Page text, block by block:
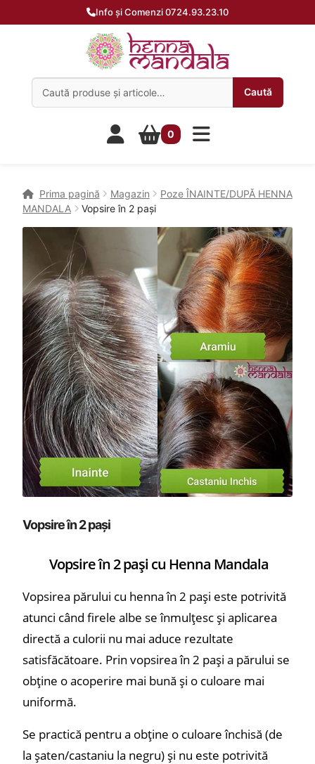
Info și Comenzi 0724.93.23.10
Caută
0
Prima pagină Magazin
Poze ÎNAINTE/DUPĂ HENNA
MANDALA
Vopsire în 2 pași
Vopsire în 2 pași
Vopsire în 2 pași cu Henna Mandala
Vopsirea părului cu henna în 2 pași este potrivită
atunci când firele albe se înmulțesc și aplicarea
directă a culorii nu mai aduce rezultate
satisfăcătoare. Prin vopsirea în 2 pași a părului se
obține o acoperire mai bună și o culoare mai
uniformă.
Se practică pentru a obține o culoare închisă (de
la șaten/castaniu la negru) și nu este potrivită